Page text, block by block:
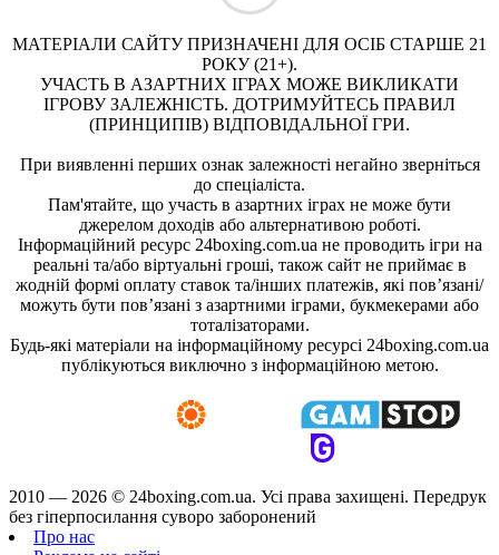
МАТЕРІАЛИ САЙТУ ПРИЗНАЧЕНІ ДЛЯ ОСІБ СТАРШЕ 21
РОКУ (21+).
УЧАСТЬ В АЗАРТНИХ ІГРАХ МОЖЕ ВИКЛИКАТИ
ІГРОВУ ЗАЛЕЖНІСТЬ. ДОТРИМУЙТЕСЬ ПРАВИЛ
(ПРИНЦИПІВ) ВІДПОВІДАЛЬНОЇ ГРИ.
При виявленні перших ознак залежності негайно зверніться
до спеціаліста.
Пам'ятайте, що участь в азартних іграх не може бути
джерелом доходів або альтернативою роботі.
Інформаційний ресурс 24boxing.com.ua не проводить ігри на
реальні та/або віртуальні гроші, також сайт не приймає в
жодній формі оплату ставок та/інших платежів, які пов’язані/
можуть бути пов’язані з азартними іграми, букмекерами або
тоталізаторами.
Будь-які матеріали на інформаційному ресурсі 24boxing.com.ua
публікуються виключно з інформаційною метою.
2010 — 2026 © 24boxing.com.ua. Усi права захищенi. Передрук
без гіперпосилання суворо заборонений
Про нас